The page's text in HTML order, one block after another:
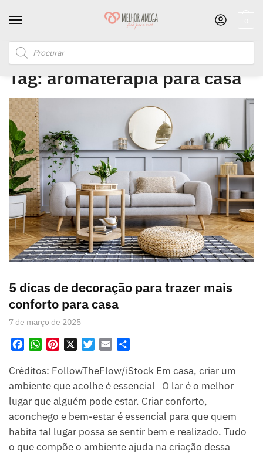
Início Posts marcados com a tag “aromaterapia para casa”
Tag: aromaterapia para casa
5 dicas de decoração para trazer mais
conforto para casa
7 de março de 2025
c
e
o
o
k
W
a
t
A
p
p
n
t
e
r
e
s
t
i
t
e
r
a
i
a
r
Créditos: FollowTheFlow/iStock Em casa, criar um
ambiente que acolhe é essencial O lar é o melhor
lugar que alguém pode estar. Criar conforto,
aconchego e bem-estar é essencial para que quem
habita tal lugar possa se sentir bem e realizado. Tudo
o que compõe o ambiente ajuda na criação dessa